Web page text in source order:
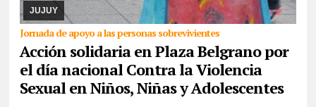
JUJUY
Jornada de apoyo a las personas sobrevivientes
Acción solidaria en Plaza Belgrano por
el día nacional Contra la Violencia
Sexual en Niños, Niñas y Adolescentes
un comedor comunitario. También ...